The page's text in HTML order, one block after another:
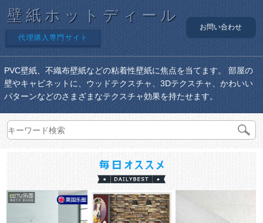
壁紙ホットディール
代理購入専門サイト
お問い合わせ
PVC壁紙、不織布壁紙などの粘着性壁紙に焦点を当てます。 部屋の
壁やキャビネットに、ウッドテクスチャ、3Dテクスチャ、かわいい
パターンなどのさまざまなテクスチャ効果を持たせます。